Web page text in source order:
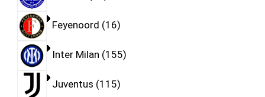
Feyenoord 16
Inter Milan 155
Juventus 115